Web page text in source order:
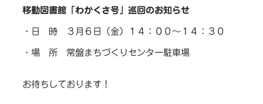
移動図書館「わかくさ号」巡回のお知らせ
・日 時 ３月６日（金）１４：００～１４：３０
・場 所 常盤まちづくりセンター駐車場
お待ちしております！